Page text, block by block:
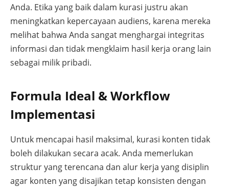
Anda. Etika yang baik dalam kurasi justru akan
meningkatkan kepercayaan audiens, karena mereka
melihat bahwa Anda sangat menghargai integritas
informasi dan tidak mengklaim hasil kerja orang lain
sebagai milik pribadi.
Formula Ideal & Workflow
Implementasi
Untuk mencapai hasil maksimal, kurasi konten tidak
boleh dilakukan secara acak. Anda memerlukan
struktur yang terencana dan alur kerja yang disiplin
agar konten yang disajikan tetap konsisten dengan